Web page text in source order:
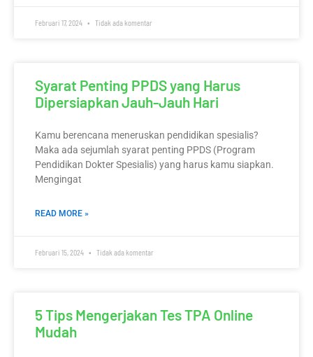
Februari 17, 2024 Tidak ada komentar
Syarat Penting PPDS yang Harus
Dipersiapkan Jauh-Jauh Hari
Kamu berencana meneruskan pendidikan spesialis?
Maka ada sejumlah syarat penting PPDS (Program
Pendidikan Dokter Spesialis) yang harus kamu siapkan.
Mengingat
READ MORE »
Februari 15, 2024 Tidak ada komentar
5 Tips Mengerjakan Tes TPA Online
Mudah